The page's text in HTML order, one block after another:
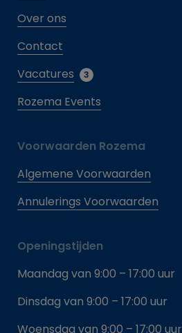
Over ons
Contact
Vacatures
3
Rozema Events
Voorwaarden Rozema
Algemene Voorwaarden
Annulerings Voorwaarden
Openingstijden
Maandag van 9:00 – 17:00 uur
Dinsdag van 9:00 – 17:00 uur
Woensdag van 9:00 – 17:00 uur